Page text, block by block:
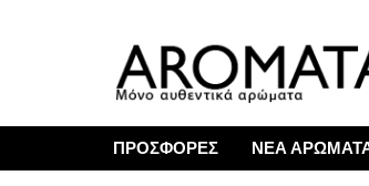
ΠΡΟΣΦΟΡΕΣ ΝΕΑ